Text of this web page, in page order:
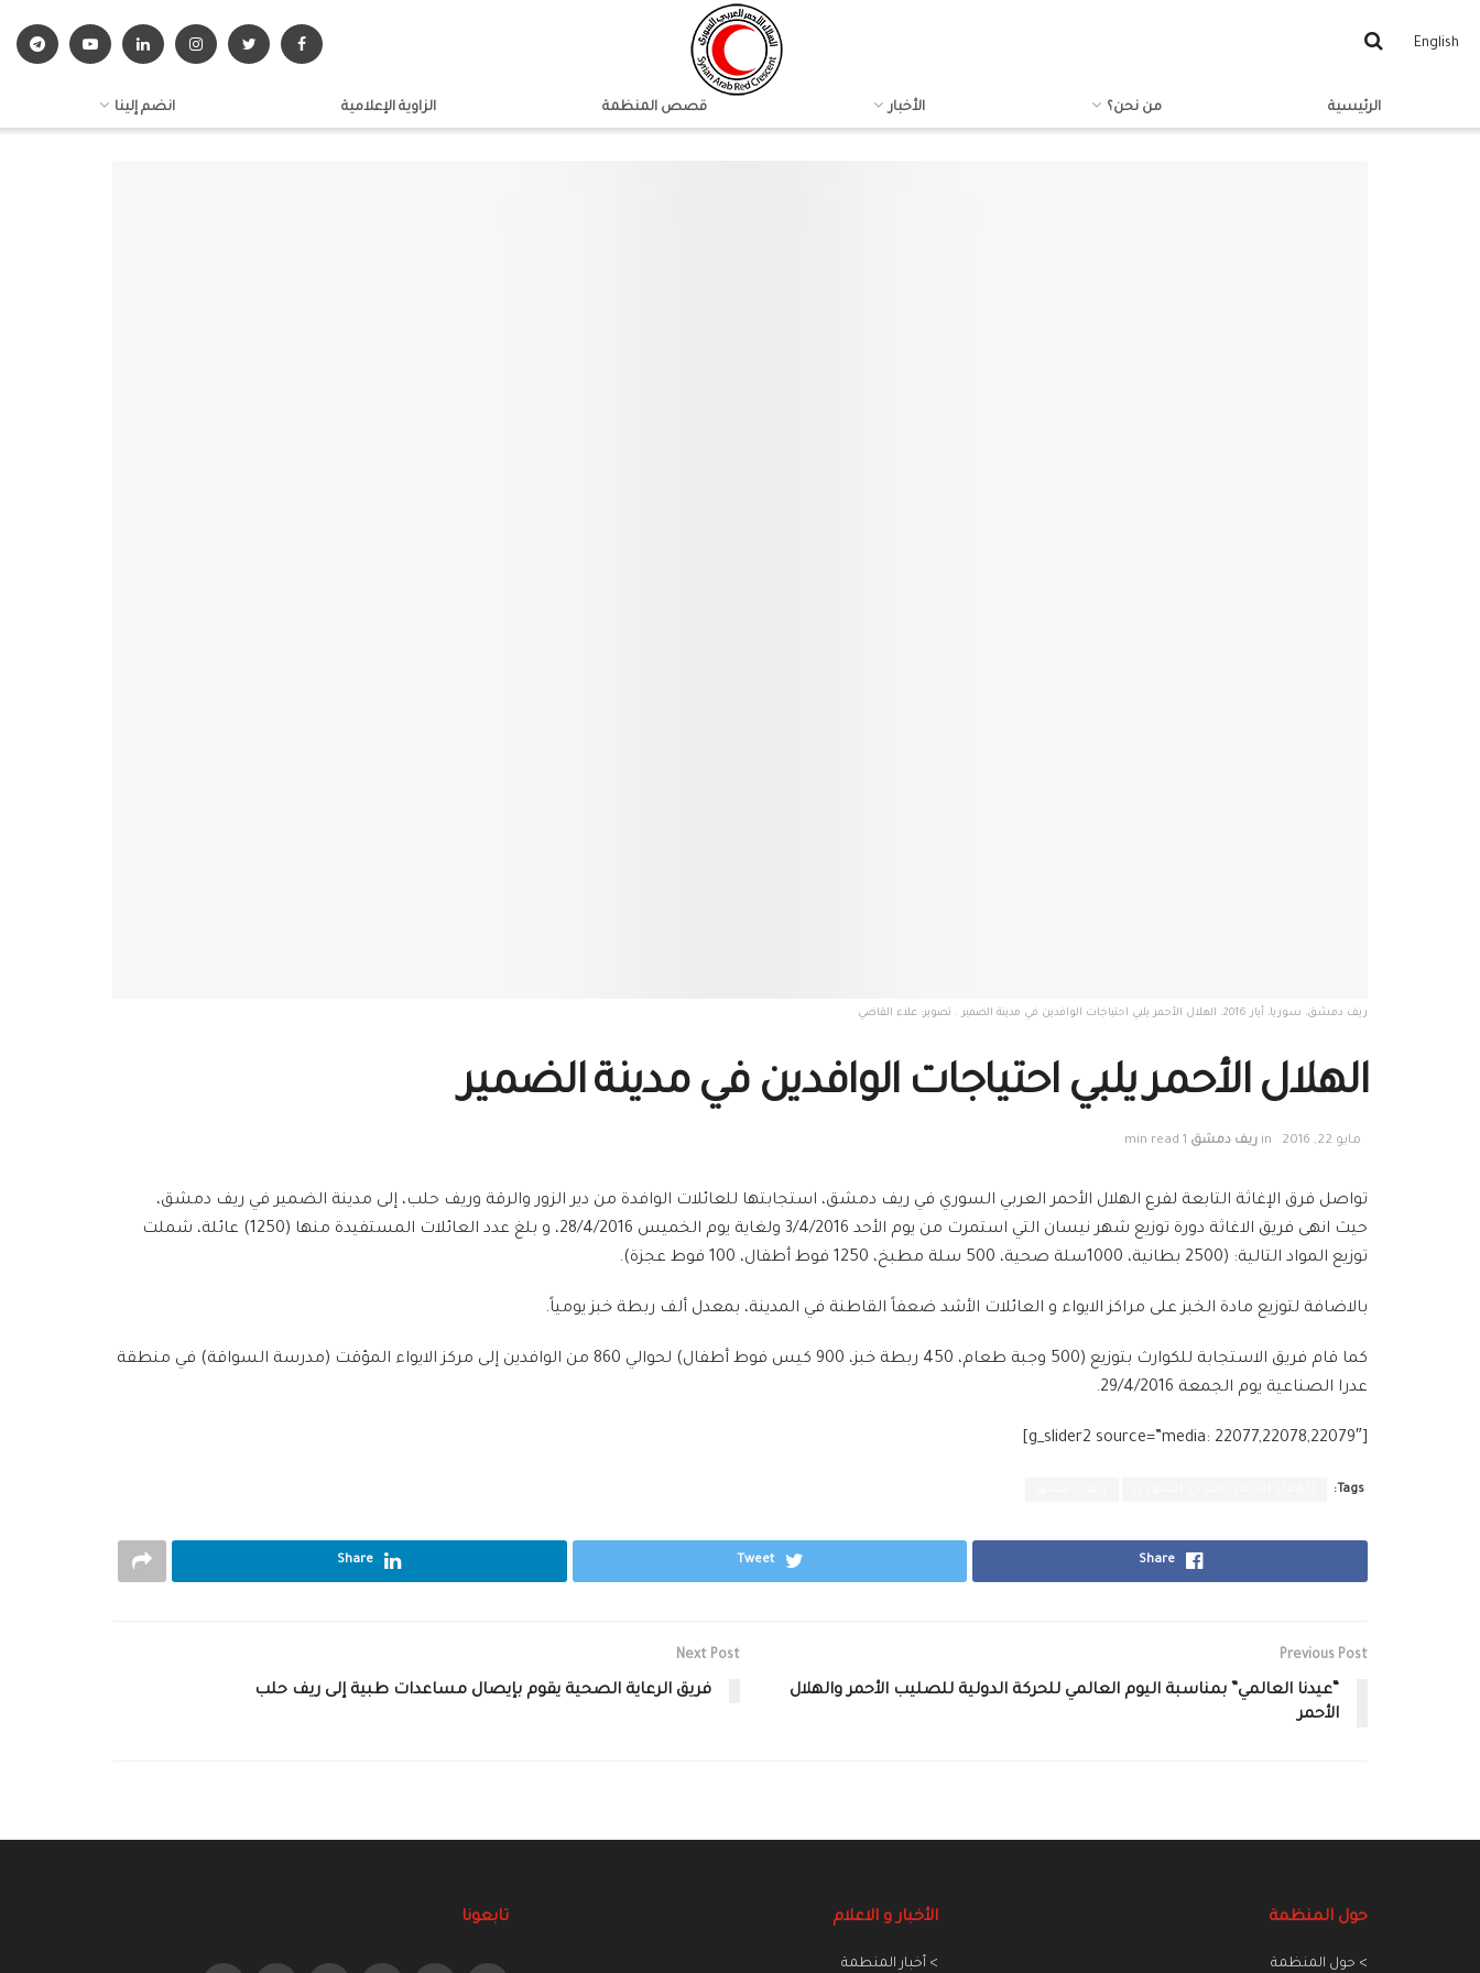
English
الرئيسية من نحن؟ الأخبار قصص المنظمة الزاوية الإعلامية انضم إلينا
ريف دمشق، سوريا، أيار 2016. الهلال الأحمر يلبي احتياجات الوافدين في مدينة الضمير . تصوير: علاء القاضي
الهلال الأحمر يلبي احتياجات الوافدين في مدينة الضمير
مايو 22, 2016 in ريف دمشق 1 min read
تواصل فرق الإغاثة التابعة لفرع الهلال الأحمر العربي السوري في ريف دمشق، استجابتها للعائلات الوافدة من دير الزور والرقة وريف حلب، إلى مدينة الضمير في ريف دمشق،
حيث انهى فريق الاغاثة دورة توزيع شهر نيسان التي استمرت من يوم الأحد 3/4/2016 ولغاية يوم الخميس 28/4/2016، و بلغ عدد العائلات المستفيدة منها (1250) عائلة، شملت
توزيع المواد التالية: (2500 بطانية، 1000سلة صحية، 500 سلة مطبخ، 1250 فوط أطفال، 100 فوط عجزة).
بالاضافة لتوزيع مادة الخبز على مراكز الايواء و العائلات الأشد ضعفاً القاطنة في المدينة، بمعدل ألف ربطة خبز يومياً.
كما قام فريق الاستجابة للكوارث بتوزيع (500 وجبة طعام، 450 ربطة خبز، 900 كيس فوط أطفال) لحوالي 860 من الوافدين إلى مركز الايواء المؤقت (مدرسة السواقة) في منطقة
عدرا الصناعية يوم الجمعة 29/4/2016.
[g_slider2 source=”media: 22077,22078,22079″]
Tags:
Share
Tweet
Share
Previous Post
“عيدنا العالمي” بمناسبة اليوم العالمي للحركة الدولية للصليب الأحمر والهلال
الأحمر
Next Post
فريق الرعاية الصحية يقوم بإيصال مساعدات طبية إلى ريف حلب
حول المنظمة
> حول المنظمة
الأخبار و الاعلام
> أخبار المنطمة
تابعونا